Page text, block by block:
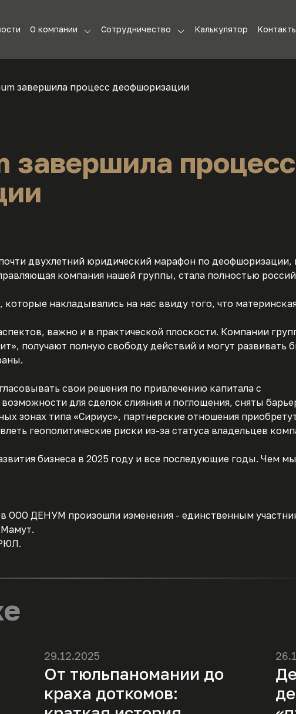
О компании
Контакты
Сотрудничество Калькулятор
завершила процесс деофшоризации
завершила процесс
двухлетний юридический марафон по деофшоризации,
компания нашей группы, стала полностью
накладывались на нас ввиду того, что
важно и в практической плоскости. Компании
получают полную свободу действий и могут развивать
свои решения по привлечению капитала с
для сделок слияния и поглощения, сняты
зонах типа «Сириус», партнерские отношения
геополитические риски из-за статуса владельцев
бизнеса в 2025 году и все последующие годы. Чем
ООО ДЕНУМ произошли изменения - единственным
29.12.2025
От тюльпаномании до
краха доткомов: